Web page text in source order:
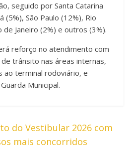
seguido por Santa Catarina
(5%), São Paulo (12%), Rio
de Janeiro (2%) e outros (3%).
reforço no atendimento com
trânsito nas áreas internas,
ao terminal rodoviário, e
Municipal.
do Vestibular 2026 com
mais concorridos